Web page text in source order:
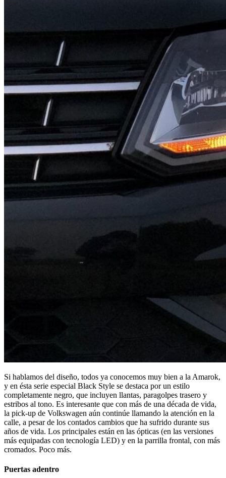
Si hablamos del diseño, todos ya conocemos muy bien a la Amarok,
y en ésta serie especial Black Style se destaca por un estilo
completamente negro, que incluyen llantas, paragolpes trasero y
estribos al tono. Es interesante que con más de una década de vida,
la pick-up de Volkswagen aún continúe llamando la atención en la
calle, a pesar de los contados cambios que ha sufrido durante sus
años de vida. Los principales están en las ópticas (en las versiones
más equipadas con tecnología LED) y en la parrilla frontal, con más
cromados. Poco más.
Puertas adentro